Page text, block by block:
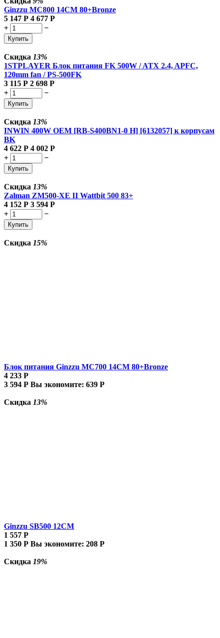
Ginzzu MC800 14CM 80+Bronze
5 147 Р 4 677 Р
+
−
Купить
Скидка 13%
1STPLAYER Блок питания FK 500W / ATX 2.4, APFC,
120mm fan / PS-500FK
3 115 Р 2 698 Р
+
−
Купить
Скидка 13%
INWIN 400W OEM [RB-S400BN1-0 H] [6132057] к корпусам
BK
4 622 Р 4 002 Р
+
−
Купить
Скидка 13%
Zalman ZM500-XE II Wattbit 500 83+
4 152 Р 3 594 Р
+
−
Купить
Скидка 15%
Блок питания Ginzzu MC700 14CM 80+Bronze
4 233 Р
3 594 Р Вы экономите: 639 Р
Скидка 13%
Ginzzu SB500 12CM
1 557 Р
1 350 Р Вы экономите: 208 Р
Скидка 19%